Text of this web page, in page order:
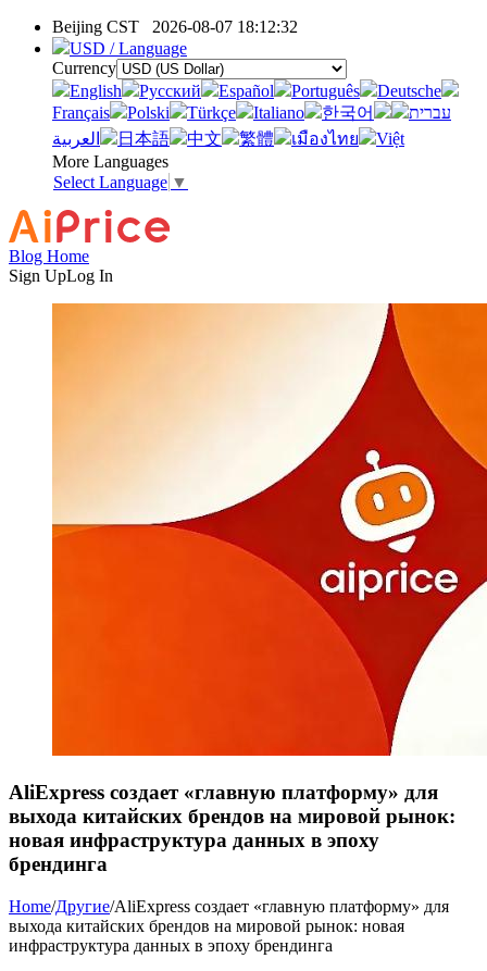
Beijing CST 2026-08-07 18:12:32
USD / Language
Currency
English
Pусский Español Português
Deutsche
Français
Polski Türkçe Italiano 한국어
עברית
العربية
日本語 中文 繁體 เมืองไทย
Việt
More Languages
Select Language ▼
Blog Home
Sign UpLog In
AliExpress создает «главную платформу» для
выхода китайских брендов на мировой рынок:
новая инфраструктура данных в эпоху
брендинга
Home/Другие/AliExpress создает «главную платформу» для
выхода китайских брендов на мировой рынок: новая
инфраструктура данных в эпоху брендинга